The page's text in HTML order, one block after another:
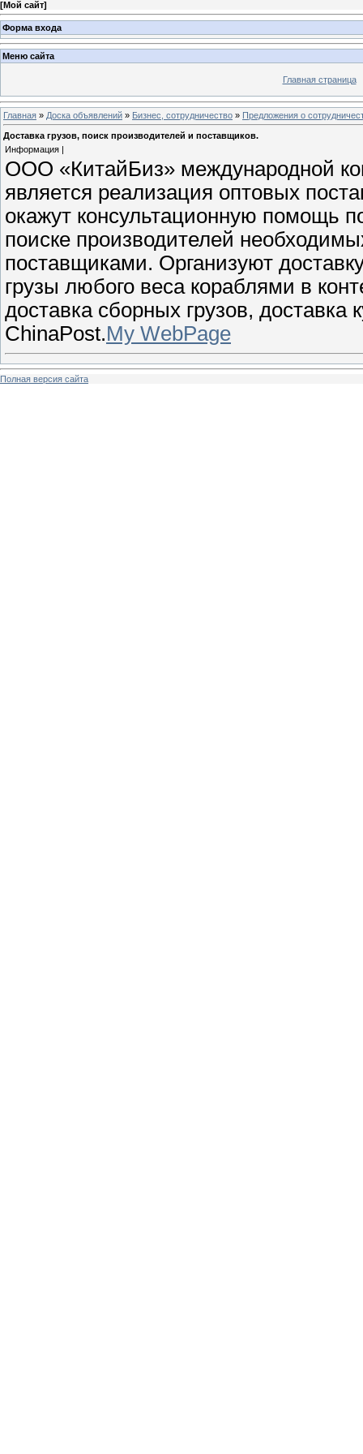
[Мой сайт]
Форма входа
Меню сайта
Главная страница
Главная » Доска объявлений » Бизнес, сотрудничество » Предложения о
Доставка грузов, поиск производителей и поставщиков.
Информация |
ООО «КитайБиз» международной
является реализация оптовых
окажут консультационную помощь
поиске производителей
поставщиками. Организуют
грузы любого веса кораблями в
доставка сборных грузов,
ChinaPost.My WebPage
Полная версия сайта